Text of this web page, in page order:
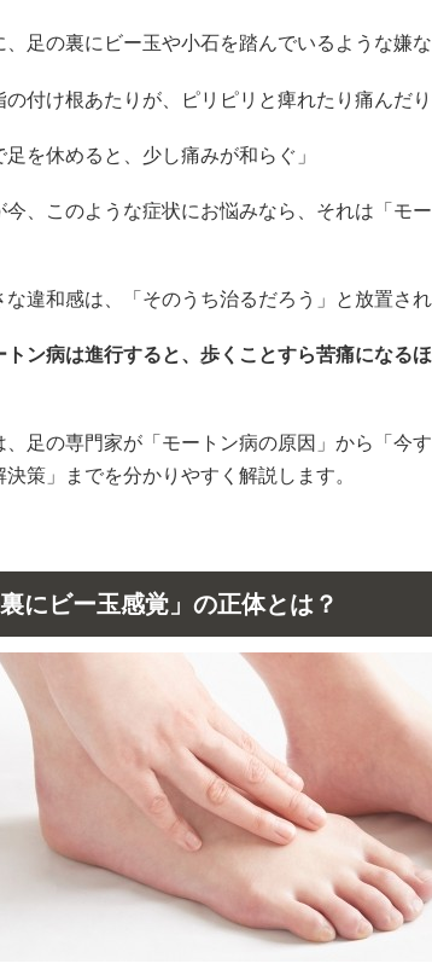
、足の裏にビー玉や小石を踏んでいるような嫌
の付け根あたりが、ピリピリと痺れたり痛んだ
足を休めると、少し痛みが和らぐ」
今、このような症状にお悩みなら、それは「モ
な違和感は、「そのうち治るだろう」と放置さ
トン病は進行すると、歩くことすら苦痛になる
、足の専門家が「モートン病の原因」から「今
決策」までを分かりやすく解説します。
裏にビー玉感覚」の正体とは？